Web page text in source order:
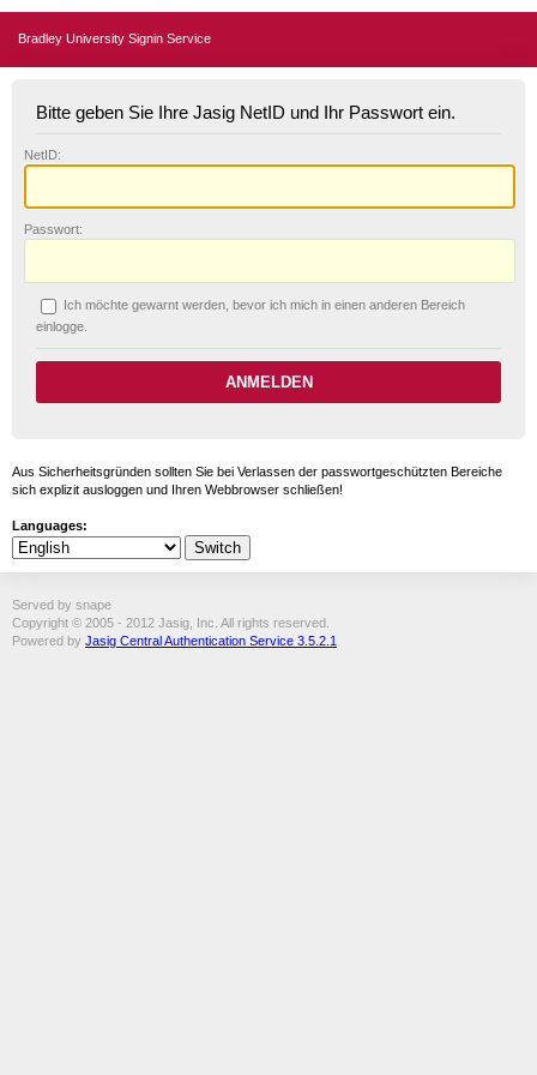
Bradley University Signin Service
Bitte geben Sie Ihre Jasig NetID und Ihr Passwort ein.
NetID:
Passwort:
Ich möchte gewarnt werden, bevor ich mich in einen anderen Bereich
einlogge.
Aus Sicherheitsgründen sollten Sie bei Verlassen der passwortgeschützten Bereiche
sich explizit ausloggen und Ihren Webbrowser schließen!
Languages:
Served by snape
Copyright © 2005 - 2012 Jasig, Inc. All rights reserved.
Powered by Jasig Central Authentication Service 3.5.2.1